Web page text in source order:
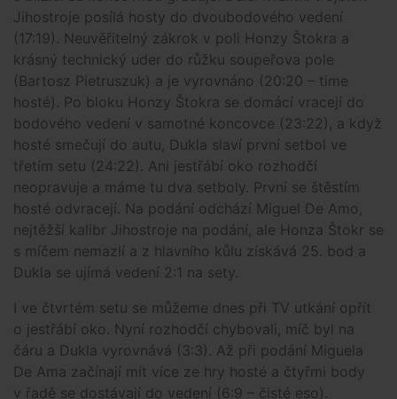
Jihostroje posílá hosty do dvoubodového vedení
(17:19). Neuvěřitelný zákrok v poli Honzy Štokra a
krásný technický uder do růžku soupeřova pole
(Bartosz Pietruszuk) a je vyrovnáno (20:20 – time
hosté). Po bloku Honzy Štokra se domácí vracejí do
bodového vedení v samotné koncovce (23:22), a když
hosté smečují do autu, Dukla slaví první setbol ve
třetím setu (24:22). Ani jestřábí oko rozhodčí
neopravuje a máme tu dva setboly. První se štěstím
hosté odvracejí. Na podání odchází Miguel De Amo,
nejtěžší kalibr Jihostroje na podání, ale Honza Štokr se
s míčem nemazlí a z hlavního kůlu získává 25. bod a
Dukla se ujímá vedení 2:1 na sety.
I ve čtvrtém setu se můžeme dnes při TV utkání opřít
o jestřábí oko. Nyní rozhodčí chybovali, míč byl na
čáru a Dukla vyrovnává (3:3). Až při podání Miguela
De Ama začínají mít více ze hry hosté a čtyřmi body
v řadě se dostávají do vedení (6:9 – čisté eso).